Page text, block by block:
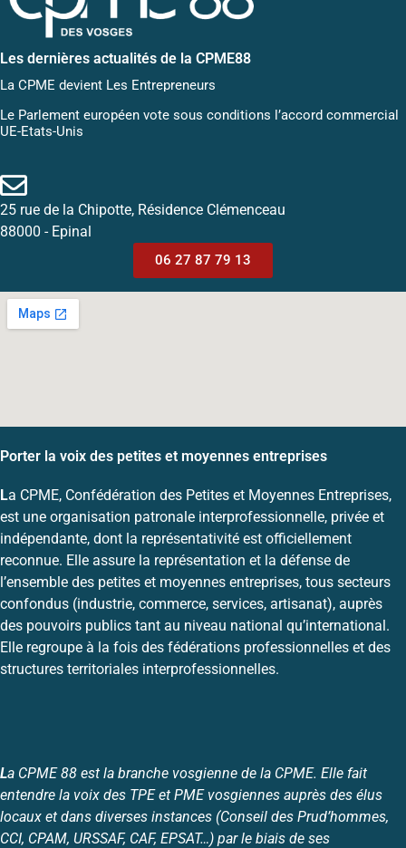
Les dernières actualités de la CPME88
La CPME devient Les Entrepreneurs
Le Parlement européen vote sous conditions l’accord commercial
UE-Etats-Unis
25 rue de la Chipotte, Résidence Clémenceau
88000 - Epinal
06 27 87 79 13
Porter la voix des petites et moyennes entreprises
La CPME, Confédération des Petites et Moyennes Entreprises,
est une organisation patronale interprofessionnelle, privée et
indépendante, dont la représentativité est officiellement
reconnue. Elle assure la représentation et la défense de
l’ensemble des petites et moyennes entreprises, tous secteurs
confondus (industrie, commerce, services, artisanat), auprès
des pouvoirs publics tant au niveau national qu’international.
Elle regroupe à la fois des fédérations professionnelles et des
structures territoriales interprofessionnelles.
La CPME 88 est la branche vosgienne de la CPME. Elle fait
entendre la voix des TPE et PME vosgiennes auprès des élus
locaux et dans diverses instances (Conseil des Prud’hommes,
CCI, CPAM, URSSAF, CAF, EPSAT…) par le biais de ses